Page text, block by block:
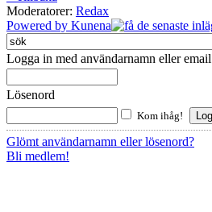
Moderatorer: Redax
Powered by Kunena
Logga in med användarnamn eller email
Lösenord
Kom ihåg!
Glömt användarnamn eller lösenord?
Bli medlem!